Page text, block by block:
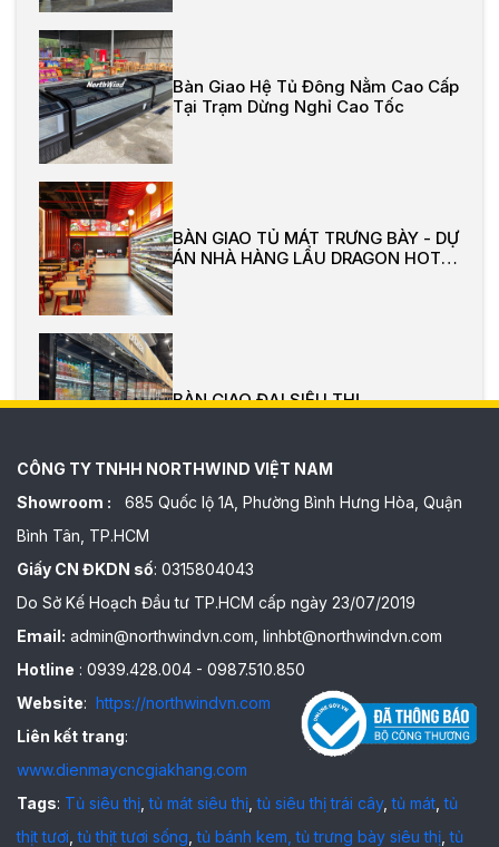
Bàn Giao Hệ Tủ Đông Nằm Cao Cấp
Tại Trạm Dừng Nghỉ Cao Tốc
BÀN GIAO TỦ MÁT TRƯNG BÀY - DỰ
ÁN NHÀ HÀNG LẨU DRAGON HOT
BÀN GIAO ĐẠI SIÊU THỊ
CÔNG TY TNHH NORTHWIND VIỆT NAM
Showroom : 685 Quốc lộ 1A, Phường Bình Hưng Hòa, Quận
Bình Tân, TP.HCM
Giấy CN ĐKDN số: 0315804043
Do Sở Kế Hoạch Đầu tư TP.HCM cấp ngày 23/07/2019
Email: admin@northwindvn.com, linhbt@northwindvn.com
Hotline : 0939.428.004 - 0987.510.850
Website: https://northwindvn.com
Liên kết trang:
www.dienmaycncgiakhang.com
Tags: Tủ siêu thị ,tủ mát siêu thị ,tủ siêu thị trái cây,tủ mát ,tủ
thịt tươi ,tủ thịt tươi sống tủ bánh kem, tủ trưng bày siêu thị ,tủ